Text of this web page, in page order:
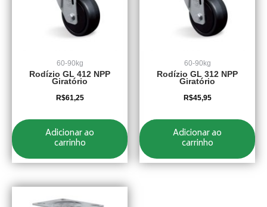
60-90kg
Rodízio GL 412 NPP
Giratório
R$61,25
Adicionar ao
carrinho
60-90kg
Rodízio GL 312 NPP
Giratório
R$45,95
Adicionar ao
carrinho